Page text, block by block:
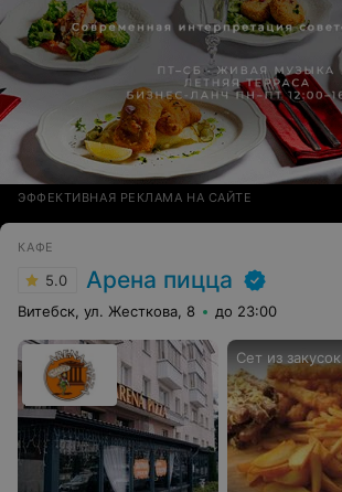
ЭФФЕКТИВНАЯ РЕКЛАМА НА САЙТЕ
КАФЕ
5.0 Арена пицца
Витебск, ул. Жесткова, 8 до 23:00
Сет из закусок